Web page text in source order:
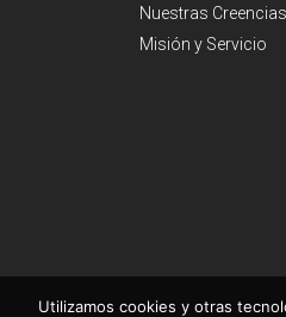
Nuestras Creencias
Misión y Servicio
Utilizamos cookies y otras